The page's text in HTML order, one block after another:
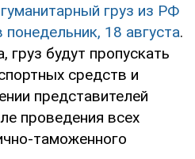
гуманитарный груз из РФ
18 августа.
груз будут пропускать
средств и
представителей
проведения всех
таможенного